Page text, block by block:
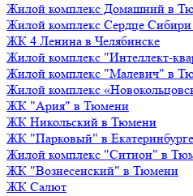
Жилой комплекс Домашний в
Жилой комплекс Сердце
ЖК 4 Ленина в Челябинске
Жилой комплекс "Интеллект-
Жилой комплекс "Малевич" в
Жилой комплекс
ЖК "Ария" в Тюмени
ЖК Никольский в Тюмени
ЖК "Парковый" в Екатеринбурге
Жилой комплекс "Ситион" в
ЖК "Вознесенский" в Тюмени
ЖК Салют